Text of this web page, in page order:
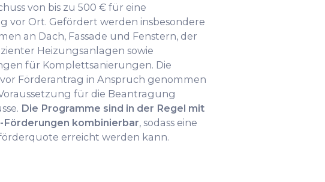
von bis zu 500 € für eine
vor Ort. Gefördert werden insbesondere
an Dach, Fassade und Fenstern, der
Heizungsanlagen sowie
für Komplettsanierungen. Die
Förderantrag in Anspruch genommen
für die Beantragung
Die Programme sind in der Regel mit
Förderungen kombinierbar, sodass eine
erreicht werden kann.